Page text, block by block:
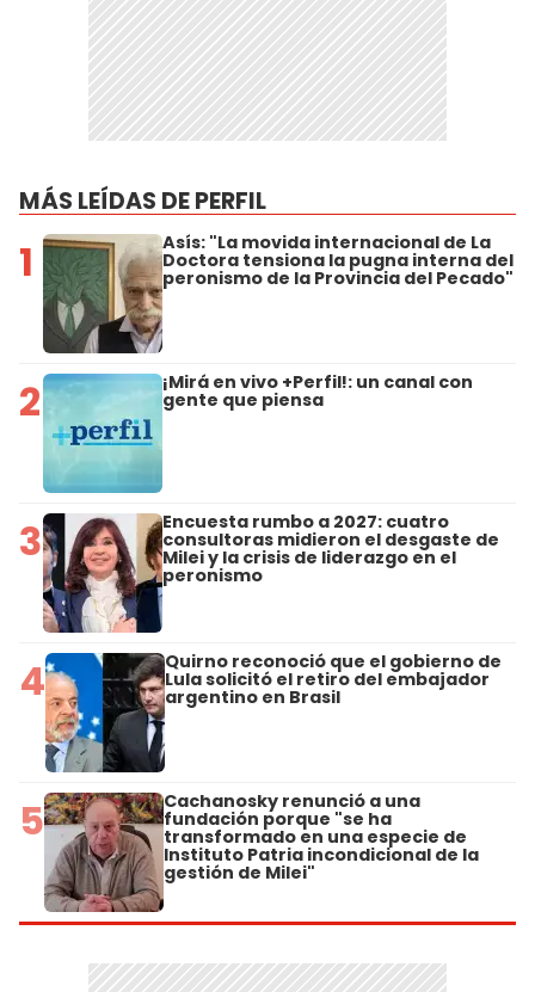
MÁS LEÍDAS DE PERFIL
1 Asís: "La movida internacional de La
Doctora tensiona la pugna interna del
peronismo de la Provincia del Pecado"
2 ¡Mirá en vivo +Perfil!: un canal con
gente que piensa
3 Encuesta rumbo a 2027: cuatro
consultoras midieron el desgaste de
Milei y la crisis de liderazgo en el
peronismo
4 Quirno reconoció que el gobierno de
Lula solicitó el retiro del embajador
argentino en Brasil
5 Cachanosky renunció a una
fundación porque "se ha
transformado en una especie de
Instituto Patria incondicional de la
gestión de Milei"